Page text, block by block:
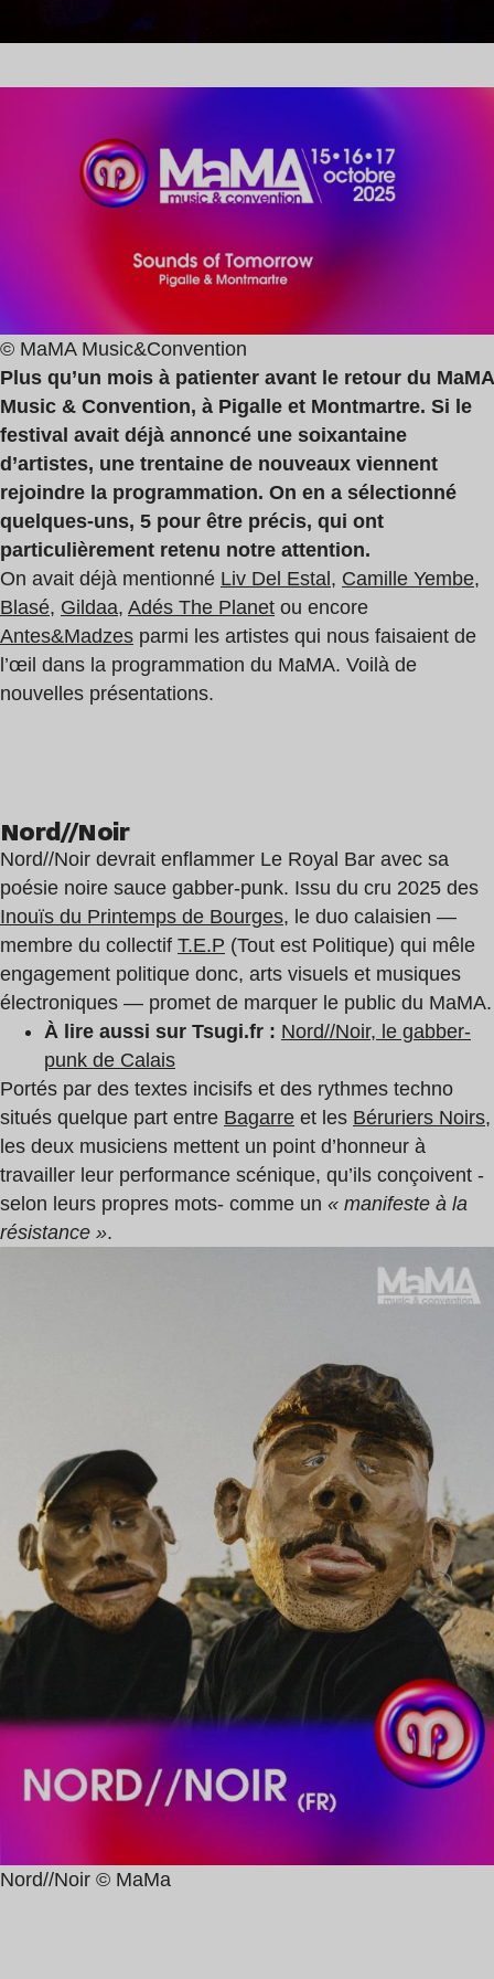
© MaMA Music&Convention
Plus qu’un mois à patienter avant le retour du MaMA
Music & Convention, à Pigalle et Montmartre. Si le
festival avait déjà annoncé une soixantaine
d’artistes, une trentaine de nouveaux viennent
rejoindre la programmation. On en a sélectionné
quelques-uns, 5 pour être précis, qui ont
particulièrement retenu notre attention.
On avait déjà mentionné Liv Del Estal, Camille Yembe,
Blasé, Gildaa, Adés The Planet ou encore
Antes&Madzes parmi les artistes qui nous faisaient de
l’œil dans la programmation du MaMA. Voilà de
nouvelles présentations.
Nord//Noir
Nord//Noir devrait enflammer Le Royal Bar avec sa
poésie noire sauce gabber-punk. Issu du cru 2025 des
Inouïs du Printemps de Bourges, le duo calaisien —
membre du collectif T.E.P (Tout est Politique) qui mêle
engagement politique donc, arts visuels et musiques
électroniques — promet de marquer le public du MaMA.
À lire aussi sur Tsugi.fr : Nord//Noir, le gabber-
punk de Calais
Portés par des textes incisifs et des rythmes techno
situés quelque part entre Bagarre et les Béruriers Noirs,
les deux musiciens mettent un point d’honneur à
travailler leur performance scénique, qu’ils conçoivent -
selon leurs propres mots- comme un « manifeste à la
résistance ».
Nord//Noir © MaMa